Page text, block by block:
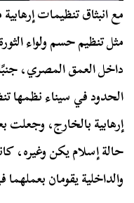
مع انبثاق تنظيمات
مثل تنظيم حسم ولواء
داخل العمق المصري،
الحدود في سيناء نظمها
إرهابية بالخارج،
حالة إسلام يكن وغيره،
والداخلية يقومان